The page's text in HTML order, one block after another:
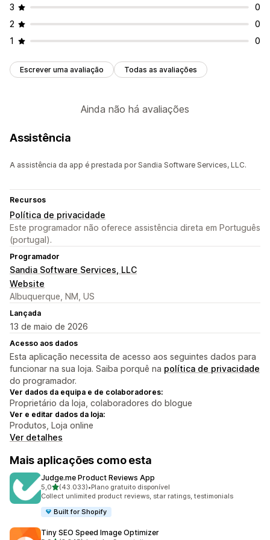
3
0
2
0
1
0
Escrever uma avaliação Todas as avaliações
Ainda não há avaliações
Assistência
A assistência da app é prestada por Sandia Software Services, LLC.
Recursos
Política de privacidade
Este programador não oferece assistência direta em Português
(portugal).
Programador
Sandia Software Services, LLC
Website
Albuquerque, NM, US
Lançada
13 de maio de 2026
Acesso aos dados
Esta aplicação necessita de acesso aos seguintes dados para
funcionar na sua loja. Saiba porquê na política de privacidade
do programador.
Ver dados da equipa e de colaboradores:
Proprietário da loja, colaboradores do blogue
Ver e editar dados da loja:
Produtos, Loja online
Ver detalhes
Mais aplicações como esta
Judge.me Product Reviews App
5,0de 5 estrelas
(43.033)
43033 total de avaliações
•Plano gratuito disponível
Collect unlimited product reviews, star ratings, testimonials
Built for Shopify
Tiny SEO Speed Image Optimizer